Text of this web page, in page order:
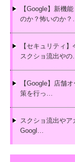
【Google】新機
のか？怖いのか
【セキュリティ
スクショ流出や
【Google】店舗
策を行っ…
スクショ流出やア
Googl…